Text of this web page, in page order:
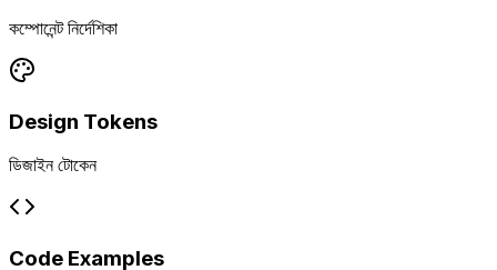
কম্পোনেন্ট নির্দেশিকা
Design Tokens
ডিজাইন টোকেন
Code Examples